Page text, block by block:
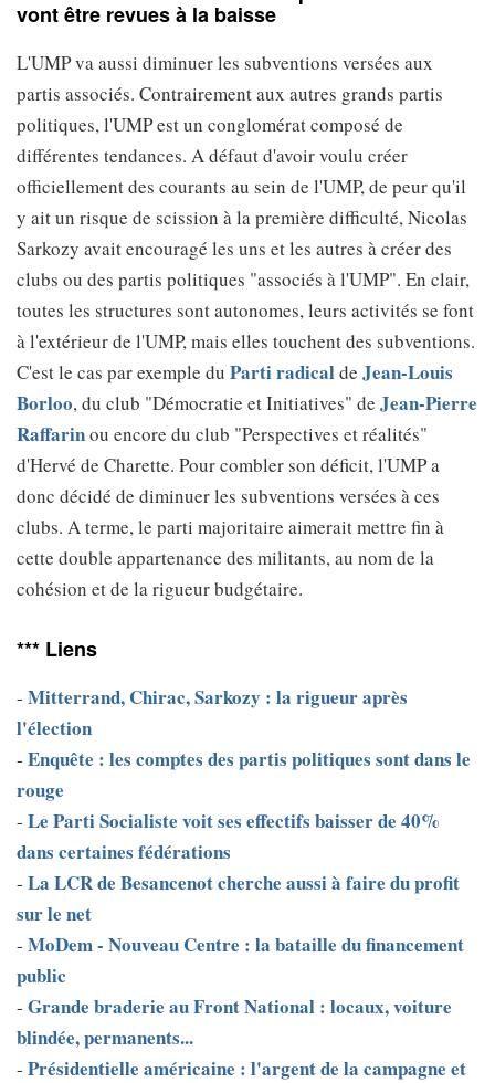
vont être revues à la baisse
L'UMP va aussi diminuer les subventions versées aux
partis associés. Contrairement aux autres grands partis
politiques, l'UMP est un conglomérat composé de
différentes tendances. A défaut d'avoir voulu créer
officiellement des courants au sein de l'UMP, de peur qu'il
y ait un risque de scission à la première difficulté, Nicolas
Sarkozy avait encouragé les uns et les autres à créer des
clubs ou des partis politiques "associés à l'UMP". En clair,
toutes les structures sont autonomes, leurs activités se font
à l'extérieur de l'UMP, mais elles touchent des subventions.
C'est le cas par exemple du Parti radicalde Jean-Louis
Borloo, du club "Démocratie et Initiatives" de Jean-Pierre
Raffarinou encore du club "Perspectives et réalités"
d'Hervé de Charette. Pour combler son déficit, l'UMP a
donc décidé de diminuer les subventions versées à ces
clubs. A terme, le parti majoritaire aimerait mettre fin à
cette double appartenance des militants, au nom de la
cohésion et de la rigueur budgétaire.
*** Liens
- Mitterrand, Chirac, Sarkozy : la rigueur après
l'élection
- Enquête : les comptes des partis politiques sont dans le
rouge
- Le Parti Socialiste voit ses effectifs baisser de 40%
dans certaines fédérations
- La LCR de Besancenot cherche aussi à faire du profit
sur le net
- MoDem - Nouveau Centre : la bataille du financement
public
- Grande braderie au Front National : locaux, voiture
blindée, permanents...
- Présidentielle américaine : l'argent de la campagne et